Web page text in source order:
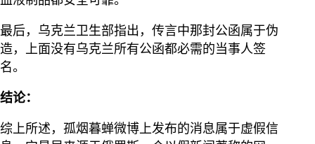
最后，乌克兰卫生部指出，传言中那封公函属于伪
造，上面没有乌克兰所有公函都必需的当事人签
名。
结论：
综上所述，孤烟暮蝉微博上发布的消息属于虚假信